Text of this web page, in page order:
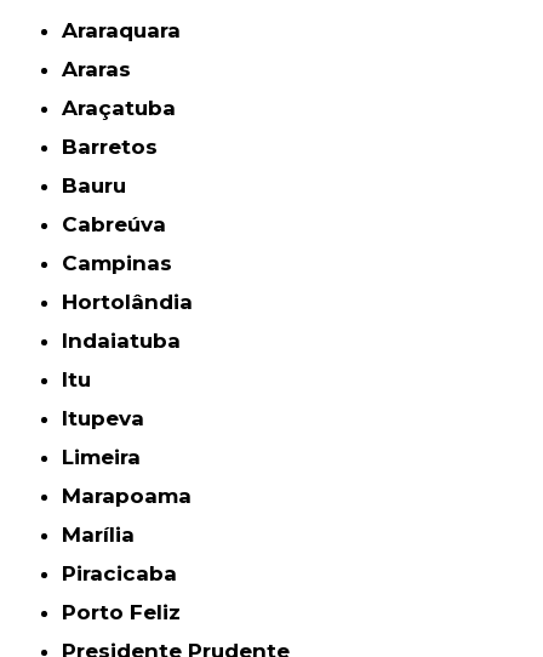
Araraquara
Araras
Araçatuba
Barretos
Bauru
Cabreúva
Campinas
Hortolândia
Indaiatuba
Itu
Itupeva
Limeira
Marapoama
Marília
Piracicaba
Porto Feliz
Presidente Prudente